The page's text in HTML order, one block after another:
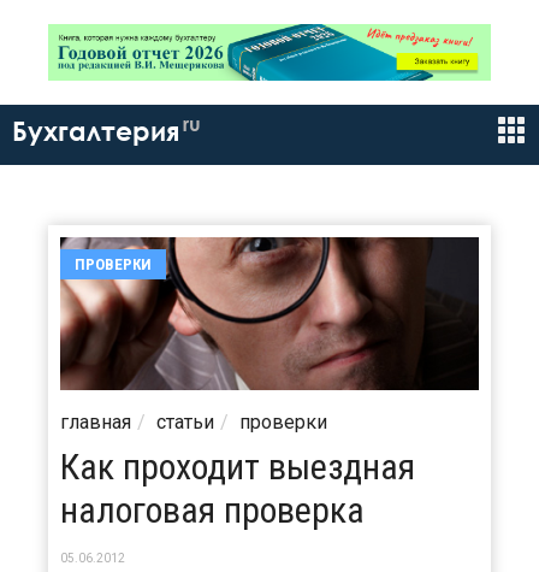
Бухгалтерия ru
ПРОВЕРКИ
главная статьи проверки
Как проходит выездная
налоговая проверка
05.06.2012